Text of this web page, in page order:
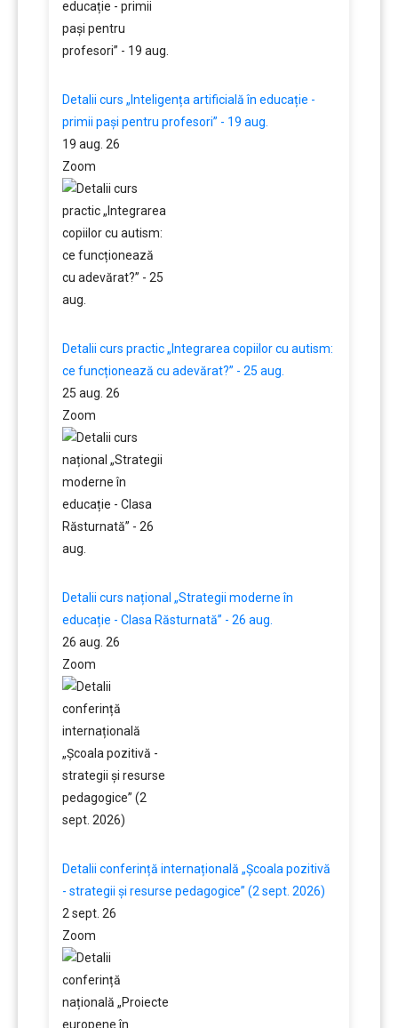
Detalii curs „Inteligența artificială în educație -
primii pași pentru profesori” - 19 aug.
19 aug. 26
Zoom
Detalii curs practic „Integrarea copiilor cu autism:
ce funcționează cu adevărat?” - 25 aug.
25 aug. 26
Zoom
Detalii curs național „Strategii moderne în
educație - Clasa Răsturnată” - 26 aug.
26 aug. 26
Zoom
Detalii conferință internațională „Școala pozitivă
- strategii și resurse pedagogice” (2 sept. 2026)
2 sept. 26
Zoom